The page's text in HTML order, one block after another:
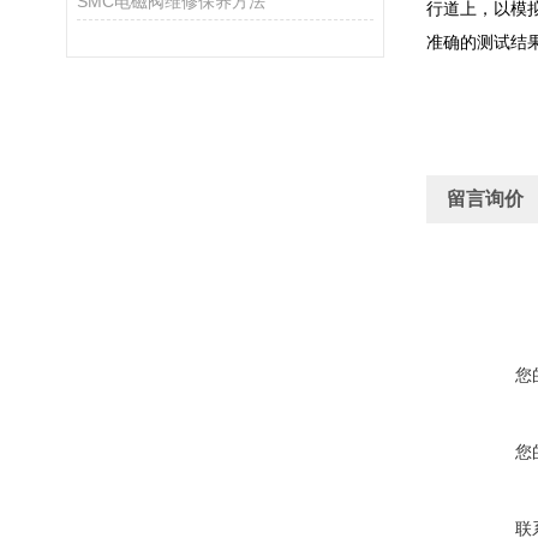
行道上，以模
准确的测试结
留言询价
您
您
联